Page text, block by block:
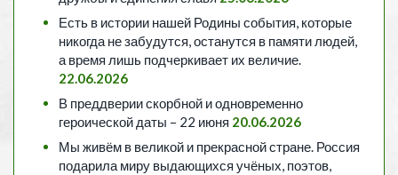
Есть в истории нашей Родины события, которые
никогда не забудутся, останутся в памяти людей,
а время лишь подчеркивает их величие.
22.06.2026
В преддверии скорбной и одновременно
героической даты – 22 июня 20.06.2026
Мы живём в великой и прекрасной стране. Россия
подарила миру выдающихся учёных, поэтов,